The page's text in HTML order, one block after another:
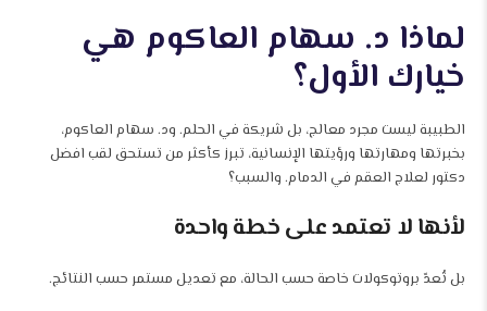
لماذا د. سهام العاكوم هي
خيارك الأول؟
الطبيبة ليست مجرد معالج، بل شريكة في الحلم. ود. سهام العاكوم،
بخبرتها ومهارتها ورؤيتها الإنسانية، تبرز كأكثر من تستحق لقب افضل
دكتور لعلاج العقم في الدمام. والسبب؟
لأنها لا تعتمد على خطة واحدة
بل تُعدّ بروتوكولات خاصة حسب الحالة، مع تعديل مستمر حسب النتائج.